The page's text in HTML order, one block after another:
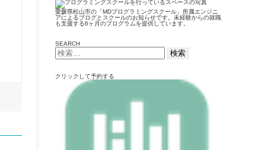
愛媛県松山市の「MDプログラミングスクール」所属エンジニ
アによるブログとスクールのお知らせです。未経験からの就職
も支援する6ヶ月のプログラムを提供しています。
SEARCH
検
索:
クリックして予約する